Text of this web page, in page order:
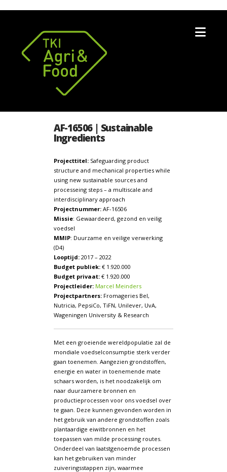
AF-16506 | Sustainable
Ingredients
Projecttitel:Safeguarding product
structure and mechanical properties while
using new sustainable sources and
processeing steps – a multiscale and
interdisciplinary approach
Projectnummer:AF-16506
Missie: Gewaardeerd, gezond en veilig
voedsel
MMIP: Duurzame en veilige verwerking
(D4)
Looptijd:2017 – 2022
Budget publiek:€ 1.920.000
Budget privaat:€ 1.920.000
Projectleider: Marcel Meinders
Projectpartners: Fromageries Bel,
Nutricia, PepsiCo, TiFN, Unilever, UvA,
Wageningen University & Research
Met een groeiende wereldpopulatie zal de
mondiale voedselconsumptie sterk verder
gaan toenemen. Aangezien grondstoffen,
energie en water in toenemende mate
schaars worden, is het noodzakelijk om
naar duurzamere bronnen en
productieprocessen voor ons voedsel over
te gaan. Deze kunnen gevonden worden in
het gebruik van andere grondstoffen zoals
plantaardige eiwitbronnen en het
toepassen van milde processing routes.
Onderdeel van laatstgenoemde processen
kan het gebruiken van minder
zuiveringsstappen zijn, waarmee